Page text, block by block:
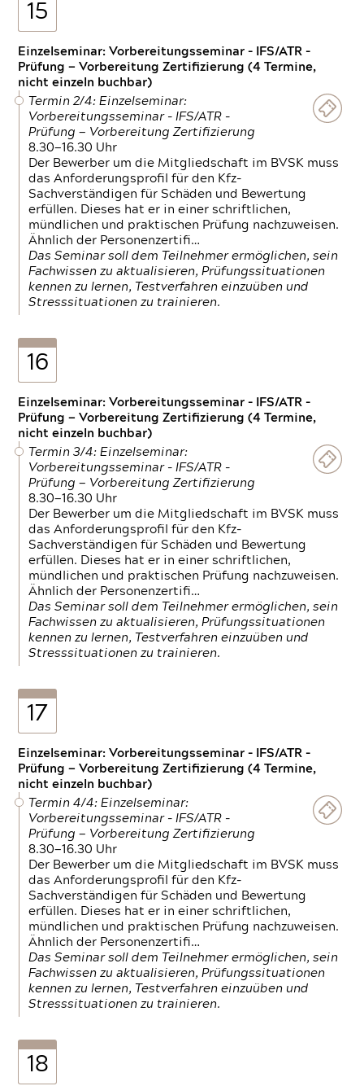
15
Einzelseminar: Vorbereitungsseminar - IFS/ATR -
Prüfung — Vorbereitung Zertifizierung (4 Termine,
nicht einzeln buchbar)
Termin 2/4: Einzelseminar:
Vorbereitungsseminar - IFS/ATR -
Prüfung — Vorbereitung Zertifizierung
8.30—16.30 Uhr
Der Bewerber um die Mitgliedschaft im BVSK muss
das Anforderungsprofil für den Kfz-
Sachverständigen für Schäden und Bewertung
erfüllen. Dieses hat er in einer schriftlichen,
mündlichen und praktischen Prüfung nachzuweisen.
Ähnlich der Personenzertifi…
Das Seminar soll dem Teilnehmer ermöglichen, sein
Fachwissen zu aktualisieren, Prüfungssituationen
kennen zu lernen, Testverfahren einzuüben und
Stresssituationen zu trainieren.
16
Einzelseminar: Vorbereitungsseminar - IFS/ATR -
Prüfung — Vorbereitung Zertifizierung (4 Termine,
nicht einzeln buchbar)
Termin 3/4: Einzelseminar:
Vorbereitungsseminar - IFS/ATR -
Prüfung — Vorbereitung Zertifizierung
8.30—16.30 Uhr
Der Bewerber um die Mitgliedschaft im BVSK muss
das Anforderungsprofil für den Kfz-
Sachverständigen für Schäden und Bewertung
erfüllen. Dieses hat er in einer schriftlichen,
mündlichen und praktischen Prüfung nachzuweisen.
Ähnlich der Personenzertifi…
Das Seminar soll dem Teilnehmer ermöglichen, sein
Fachwissen zu aktualisieren, Prüfungssituationen
kennen zu lernen, Testverfahren einzuüben und
Stresssituationen zu trainieren.
17
Einzelseminar: Vorbereitungsseminar - IFS/ATR -
Prüfung — Vorbereitung Zertifizierung (4 Termine,
nicht einzeln buchbar)
Termin 4/4: Einzelseminar:
Vorbereitungsseminar - IFS/ATR -
Prüfung — Vorbereitung Zertifizierung
8.30—16.30 Uhr
Der Bewerber um die Mitgliedschaft im BVSK muss
das Anforderungsprofil für den Kfz-
Sachverständigen für Schäden und Bewertung
erfüllen. Dieses hat er in einer schriftlichen,
mündlichen und praktischen Prüfung nachzuweisen.
Ähnlich der Personenzertifi…
Das Seminar soll dem Teilnehmer ermöglichen, sein
Fachwissen zu aktualisieren, Prüfungssituationen
kennen zu lernen, Testverfahren einzuüben und
Stresssituationen zu trainieren.
18